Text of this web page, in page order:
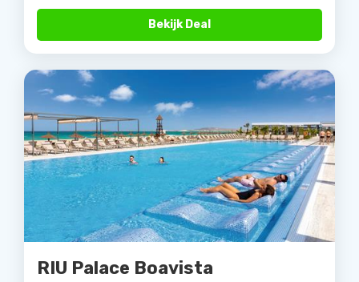
Bekijk Deal
RIU Palace Boavista